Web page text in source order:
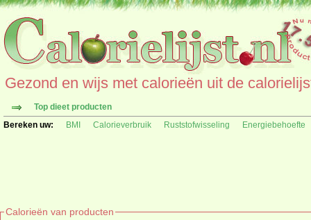
Gezond en wijs met calorieën uit de
Top dieet producten
Bereken uw:
BMI Calorieverbruik Ruststofwisseling Energiebehoefte
Calorieën van producten